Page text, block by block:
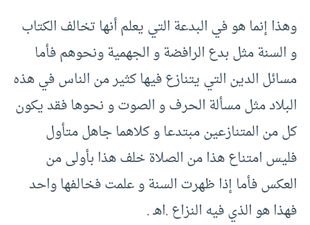
وهذا إنما هو في البدعة التي يعلم أنها تخالف الكتاب
و السنة مثل بدع الرافضة و الجهمية ونحوهم فأما
مسائل الدين التي يتنازع فيها كثير من الناس في هذه
البلاد مثل مسألة الحرف و الصوت و نحوها فقد يكون
كل من المتنازعين مبتدعا و كلاهما جاهل متأول
فليس امتناع هذا من الصلاة خلف هذا بأولى من
العكس فأما إذا ظهرت السنة و علمت فخالفها واحد
فهذا هو الذي فيه النزاع .اهـ .